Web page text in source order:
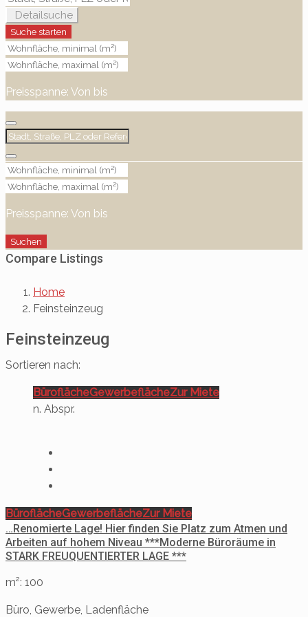
Detailsuche
Suche starten
Preisspanne: Von bis
Preisspanne: Von bis
Suchen
Compare Listings
Home
Feinsteinzeug
Feinsteinzeug
Sortieren nach:
BüroflächeGewerbeflächeZur Miete
n. Abspr.
BüroflächeGewerbeflächeZur Miete
…Renomierte Lage! Hier finden Sie Platz zum Atmen und
Arbeiten auf hohem Niveau ***Moderne Büroräume in
STARK FREUQUENTIERTER LAGE ***
m²: 100
Büro, Gewerbe, Ladenfläche